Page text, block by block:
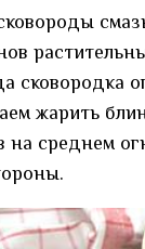
сковородка
жарить
на среднем